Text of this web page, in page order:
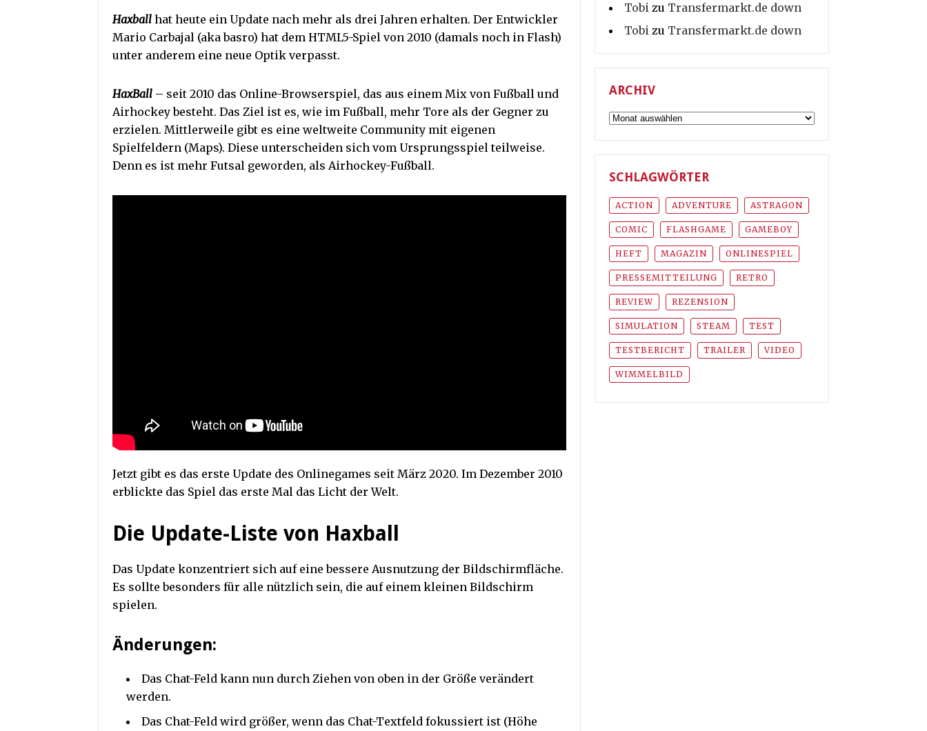
Haxball hat heute ein Update nach mehr als drei Jahren erhalten. Der Entwickler
Mario Carbajal (aka basro) hat dem HTML5-Spiel von 2010 (damals noch in Flash)
unter anderem eine neue Optik verpasst.
HaxBall – seit 2010 das Online-Browserspiel, das aus einem Mix von Fußball und
Airhockey besteht. Das Ziel ist es, wie im Fußball, mehr Tore als der Gegner zu
erzielen. Mittlerweile gibt es eine weltweite Community mit eigenen
Spielfeldern (Maps). Diese unterscheiden sich vom Ursprungsspiel teilweise.
Denn es ist mehr Futsal geworden, als Airhockey-Fußball.
Jetzt gibt es das erste Update des Onlinegames seit März 2020. Im Dezember 2010
erblickte das Spiel das erste Mal das Licht der Welt.
Die Update-Liste von Haxball
Das Update konzentriert sich auf eine bessere Ausnutzung der Bildschirmfläche.
Es sollte besonders für alle nützlich sein, die auf einem kleinen Bildschirm
spielen.
Änderungen:
Das Chat-Feld kann nun durch Ziehen von oben in der Größe verändert
werden.
Das Chat-Feld wird größer, wenn das Chat-Textfeld fokussiert ist (Höhe
Tobi zu Transfermarkt.de down
Tobi zu Transfermarkt.de down
ARCHIV
Archiv
SCHLAGWÖRTER
ACTION ADVENTURE ASTRAGON
COMIC FLASHGAME GAMEBOY
HEFT MAGAZIN ONLINESPIEL
PRESSEMITTEILUNG RETRO
REVIEW REZENSION
SIMULATION STEAM TEST
TESTBERICHT TRAILER VIDEO
WIMMELBILD